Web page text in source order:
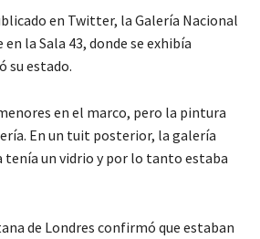
en Twitter, la Galería Nacional
la Sala 43, donde se exhibía
su estado.
en el marco, pero la pintura
En un tuit posterior, la galería
tenía un vidrio y por lo tanto estaba
de Londres confirmó que estaban